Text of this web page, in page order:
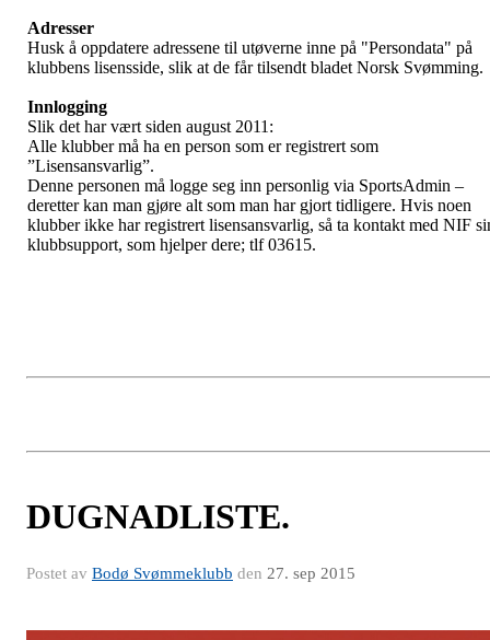
Adresser
Husk å oppdatere adressene til utøverne inne på "Persondata" på
klubbens lisensside, slik at de får tilsendt bladet Norsk Svømming.
Innlogging
Slik det har vært siden august 2011:
Alle klubber må ha en person som er registrert som
”Lisensansvarlig”.
Denne personen må logge seg inn personlig via SportsAdmin –
deretter kan man gjøre alt som man har gjort tidligere. Hvis noen
klubber ikke har registrert lisensansvarlig, så ta kontakt med NIF
klubbsupport, som hjelper dere; tlf 03615.
DUGNADLISTE.
Postet av Bodø Svømmeklubb den 27. sep 2015